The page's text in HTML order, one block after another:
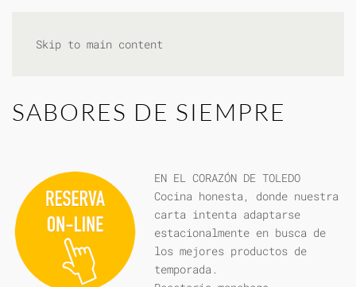
Skip to main content
SABORES DE SIEMPRE
EN EL CORAZÓN DE TOLEDO
Cocina honesta, donde nuestra
carta intenta adaptarse
estacionalmente en busca de
los mejores productos de
temporada.